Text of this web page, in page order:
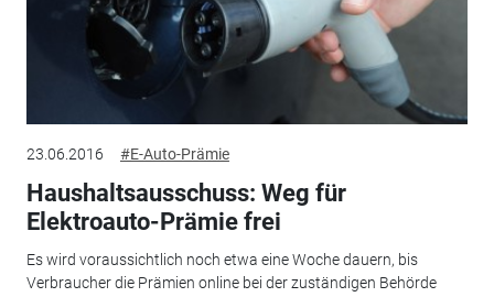
23.06.2016 #E-Auto-Prämie
Haushaltsausschuss: Weg für
Elektroauto-Prämie frei
Es wird voraussichtlich noch etwa eine Woche dauern, bis
Verbraucher die Prämien online bei der zuständigen Behörde